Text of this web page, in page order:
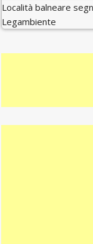
Località balneare
Legambiente